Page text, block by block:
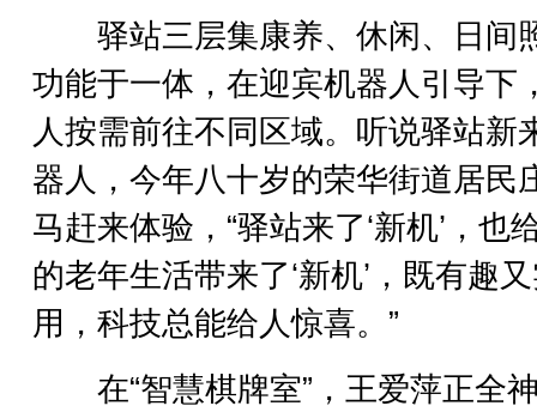
驿站三层集康养、休闲、日间
功能于一体，在迎宾机器人引导下
人按需前往不同区域。听说驿站新
器人，今年八十岁的荣华街道居民
马赶来体验，“驿站来了‘新机’，也
的老年生活带来了‘新机’，既有趣
用，科技总能给人惊喜。”
在“智慧棋牌室”，王爱萍正全